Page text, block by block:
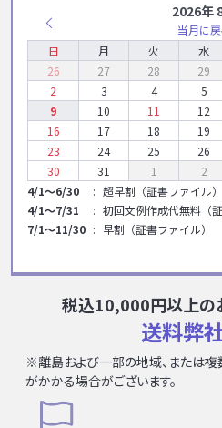
2026年
当月に戻
日
月 火 水
26
27 28 29
2
3 4 5
9
10 11 12
16
17 18 19
23
24 25 26
30
31 1 2
4/1～6/30
超早割（証書ファイル）
4/1～7/31
初回文例作成代無料（証
7/1～11/30
早割（証書ファイル）
税込10,000円以上の
送料弊
※離島および一部の地域、または
がかかる場合がございます。